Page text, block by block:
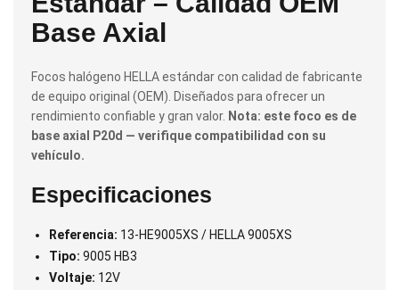
Base Axial
Focos halógeno HELLA estándar con calidad de fabricante
de equipo original (OEM). Diseñados para ofrecer un
rendimiento confiable y gran valor. Nota: este foco es de
base axial P20d — verifique compatibilidad con su
vehículo.
Especificaciones
Referencia: 13-HE9005XS / HELLA 9005XS
Tipo: 9005 HB3
Voltaje: 12V